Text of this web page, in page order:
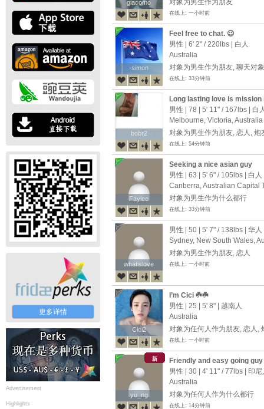
更多详情
Advertisement
Highlights
giacomo
giacomo
对象为男生作为朋友
在线上: 一小时前
-simon
-simon
Feel free to chat. 😉
男性 | 6' 2" /220lbs | 白人
Australia
对象为男生作为朋友, 聊天对象
在线上: 33分钟前
bobr2
bobr2
Long lasting love is
男性 | 78 | 5' 11" / 167lbs | 白
Melbourne, Victoria, Australia
对象为男生作为朋友, 恋人, 炮
在线上: 54分钟前
Faylee
Faylee
Seeking a nice asian guy
男性 | 63 | 5' 6" / 105lbs | 白人
Canberra, Australian Capital
对象为男生作为什么都行
在线上: 33分钟前
whatislove
whatislove
男性 | 50 | 5' 7" / 138lbs | 华人
Sydney, New South Wales,
对象为男生作为朋友, 恋人
在线上: 一小时前
Cici2
Cici2
I’m Cici ☘️☘️
男性 | 25 | 5' 8" | 越南人
Australia
对象为任何人作为朋友, 恋人,
在线上: 一小时前
yu_ng
yu_ng
新
Friendly and easy going guy
男性 | 30 | 4' 11" /77lbs | 印
Australia
对象为任何人作为什么都行
在线上: 14分钟前